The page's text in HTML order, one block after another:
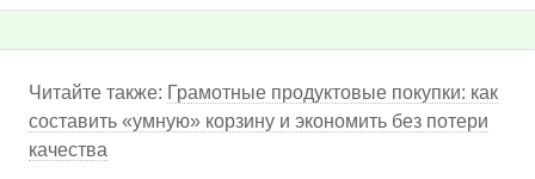
Читайте также: Грамотные продуктовые покупки: как
составить «умную» корзину и экономить без потери
качества